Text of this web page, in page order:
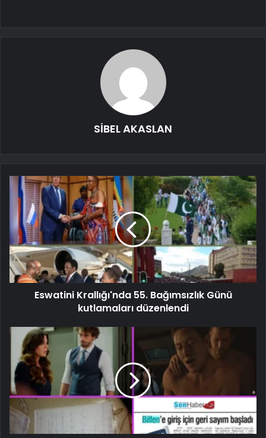
SİBEL AKASLAN
Eswatini Krallığı'nda 55. Bağımsızlık Günü
kutlamaları düzenlendi